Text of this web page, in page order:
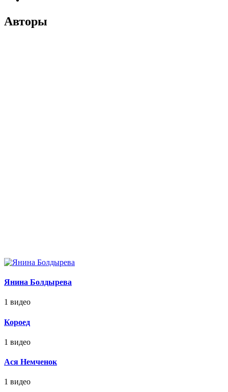
Авторы
Янина Болдырева
1 видео
Короед
1 видео
Ася Немченок
1 видео